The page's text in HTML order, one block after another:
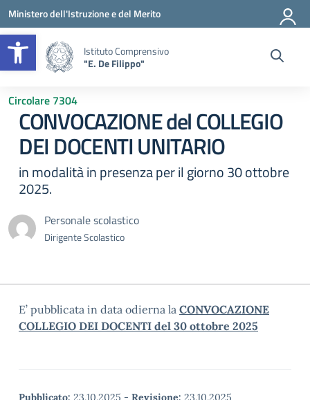
Apri la barra degli strumenti
Vai ai contenuti
Vai al menu di navigazione
Vai al footer
Ministero dell'Istruzione e del Merito
Istituto Comprensivo
"E. De Filippo"
Circolare 7304
CONVOCAZIONE del COLLEGIO
DEI DOCENTI UNITARIO
in modalità in presenza per il giorno 30 ottobre
2025.
Personale scolastico
Dirigente Scolastico
E’ pubblicata in data odierna la CONVOCAZIONE
COLLEGIO DEI DOCENTI del 30 ottobre 2025
Pubblicato: 23.10.2025 - Revisione: 23.10.2025